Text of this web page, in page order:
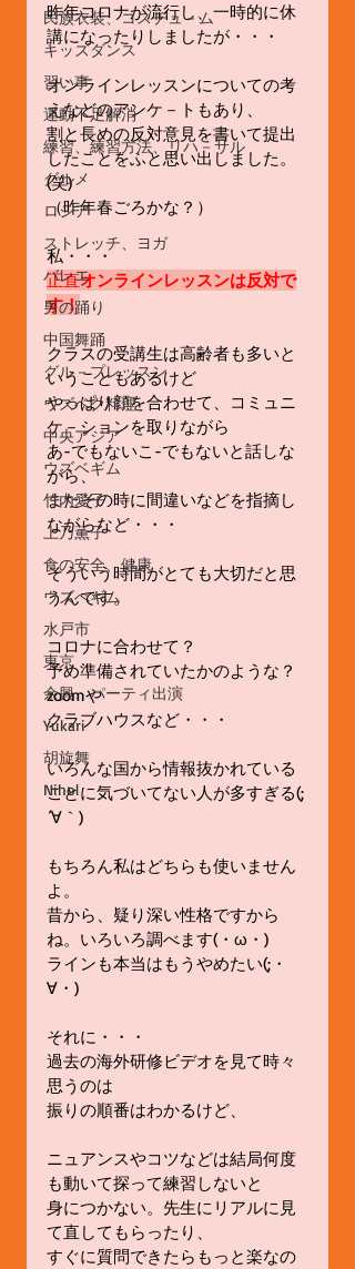
民族衣装、コスチュ－ム
キッズダンス
習い事
運動不足解消
練習、練習方法、リハ－サル
グルメ
ロシア
ストレッチ、ヨガ
バレエ
男の踊り
中国舞踊
グル－プレッスン
ウズベク料理
中央アジア
ウズベギム
竹内愛子
上乃薫子
食の安全、健康
ウズべギム
水戸市
東京
余興、パーティ出演
Yukari
胡旋舞
Nihol
昨年コロナが流行し、一時的に休
講になったりしましたが・・・
オンラインレッスンについての考
えなどのアンケ－トもあり、
割と長めの反対意見を書いて提出
したことをふと思い出しました。
(笑)
（昨年春ごろかな？）
私・・・
正直オンラインレッスンは反対で
す！
クラスの受講生は高齢者も多いと
いうこともあるけど
やっぱり顔を合わせて、コミュニ
ケ－ションを取りながら
あ-でもないこ-でもないと話しな
がら、
またその時に間違いなどを指摘し
ながらなど・・・
そういう時間がとても大切だと思
うんです。
コロナに合わせて？
予め準備されていたかのような？
zoomや
クラブハウスなど・・・
いろんな国から情報抜かれている
ことに気づいてない人が多すぎる(;
´∀｀)
もちろん私はどちらも使いません
よ。
昔から、疑り深い性格ですから
ね。いろいろ調べます(・ω・)
ラインも本当はもうやめたい(;・
∀・)
それに・・・
過去の海外研修ビデオを見て時々
思うのは
振りの順番はわかるけど、
ニュアンスやコツなどは結局何度
も動いて探って練習しないと
身につかない。先生にリアルに見
て直してもらったり、
すぐに質問できたらもっと楽なの